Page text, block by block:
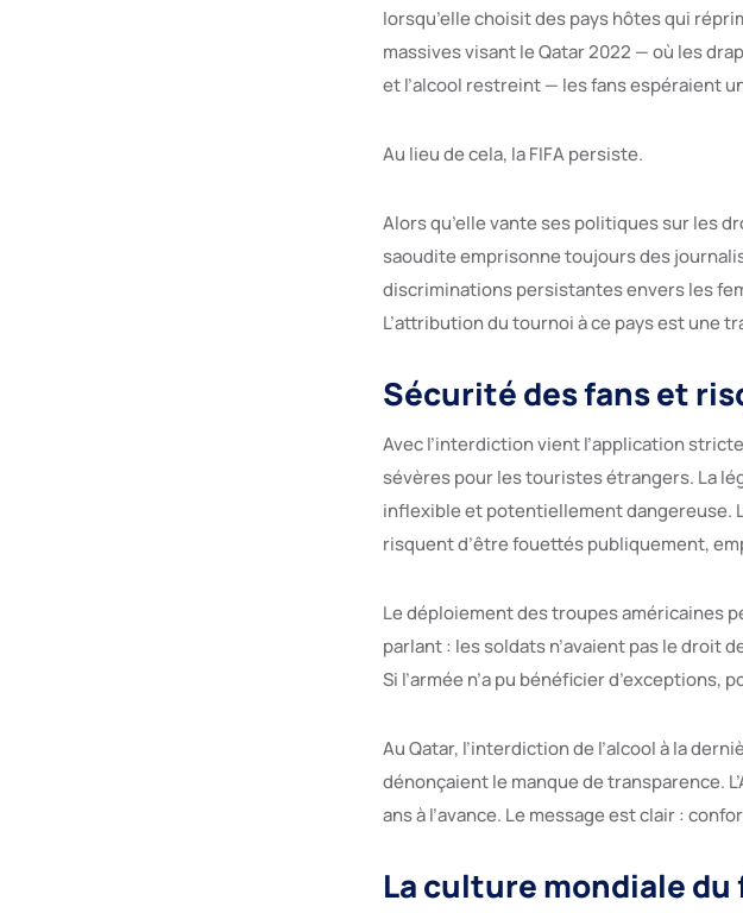
lorsqu’elle choisit des pays hôtes qui
massives visant le Qatar 2022 — où les
et l’alcool restreint — les fans espéraient
Au lieu de cela, la FIFA persiste.
Alors qu’elle vante ses politiques sur les
saoudite emprisonne toujours des
discriminations persistantes envers les
L’attribution du tournoi à ce pays est une
Sécurité des fans et
Avec l’interdiction vient l’application
sévères pour les touristes étrangers. La
inflexible et potentiellement dangereuse.
risquent d’être fouettés publiquement,
Le déploiement des troupes américaines
parlant : les soldats n’avaient pas le droit
Si l’armée n’a pu bénéficier
Au Qatar, l’interdiction de l’alcool à la
dénonçaient le manque de transparence.
ans à l’avance. Le message est clair :
La culture mondiale